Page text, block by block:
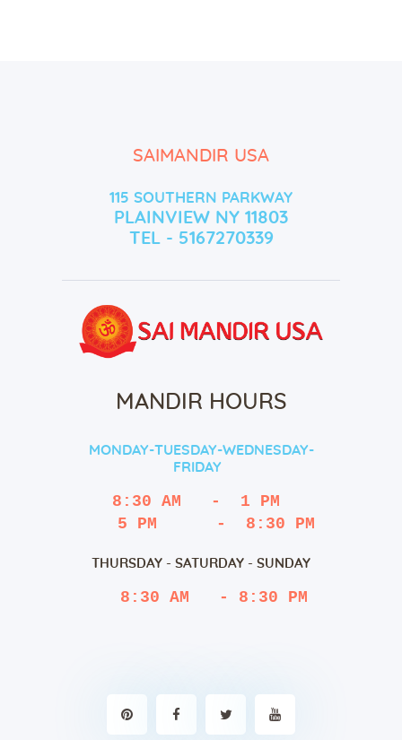
SAIMANDIR USA
115 SOUTHERN PARKWAY
PLAINVIEW NY 11803
TEL - 5167270339
MANDIR HOURS
MONDAY-TUESDAY-WEDNESDAY-
FRIDAY
8:30 AM   -  1 PM
   5 PM      -  8:30 PM
THURSDAY - SATURDAY - SUNDAY
8:30 AM   - 8:30 PM